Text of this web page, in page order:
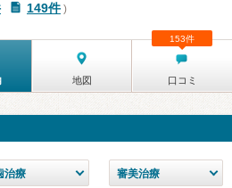
149件)
地図 口コミ
153件
治療 審美治療